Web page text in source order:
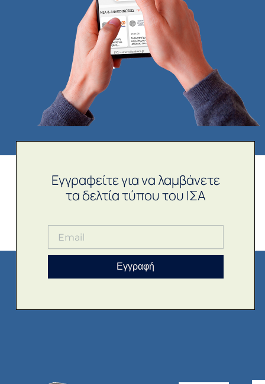
Εγγραφείτε για να λαμβάνετε
τα δελτία τύπου του ΙΣΑ
Εγγραφή